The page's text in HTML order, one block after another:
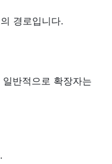
경로입니다.
반적으로 확장자는